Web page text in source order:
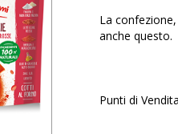
La
anche questo.
Punti di